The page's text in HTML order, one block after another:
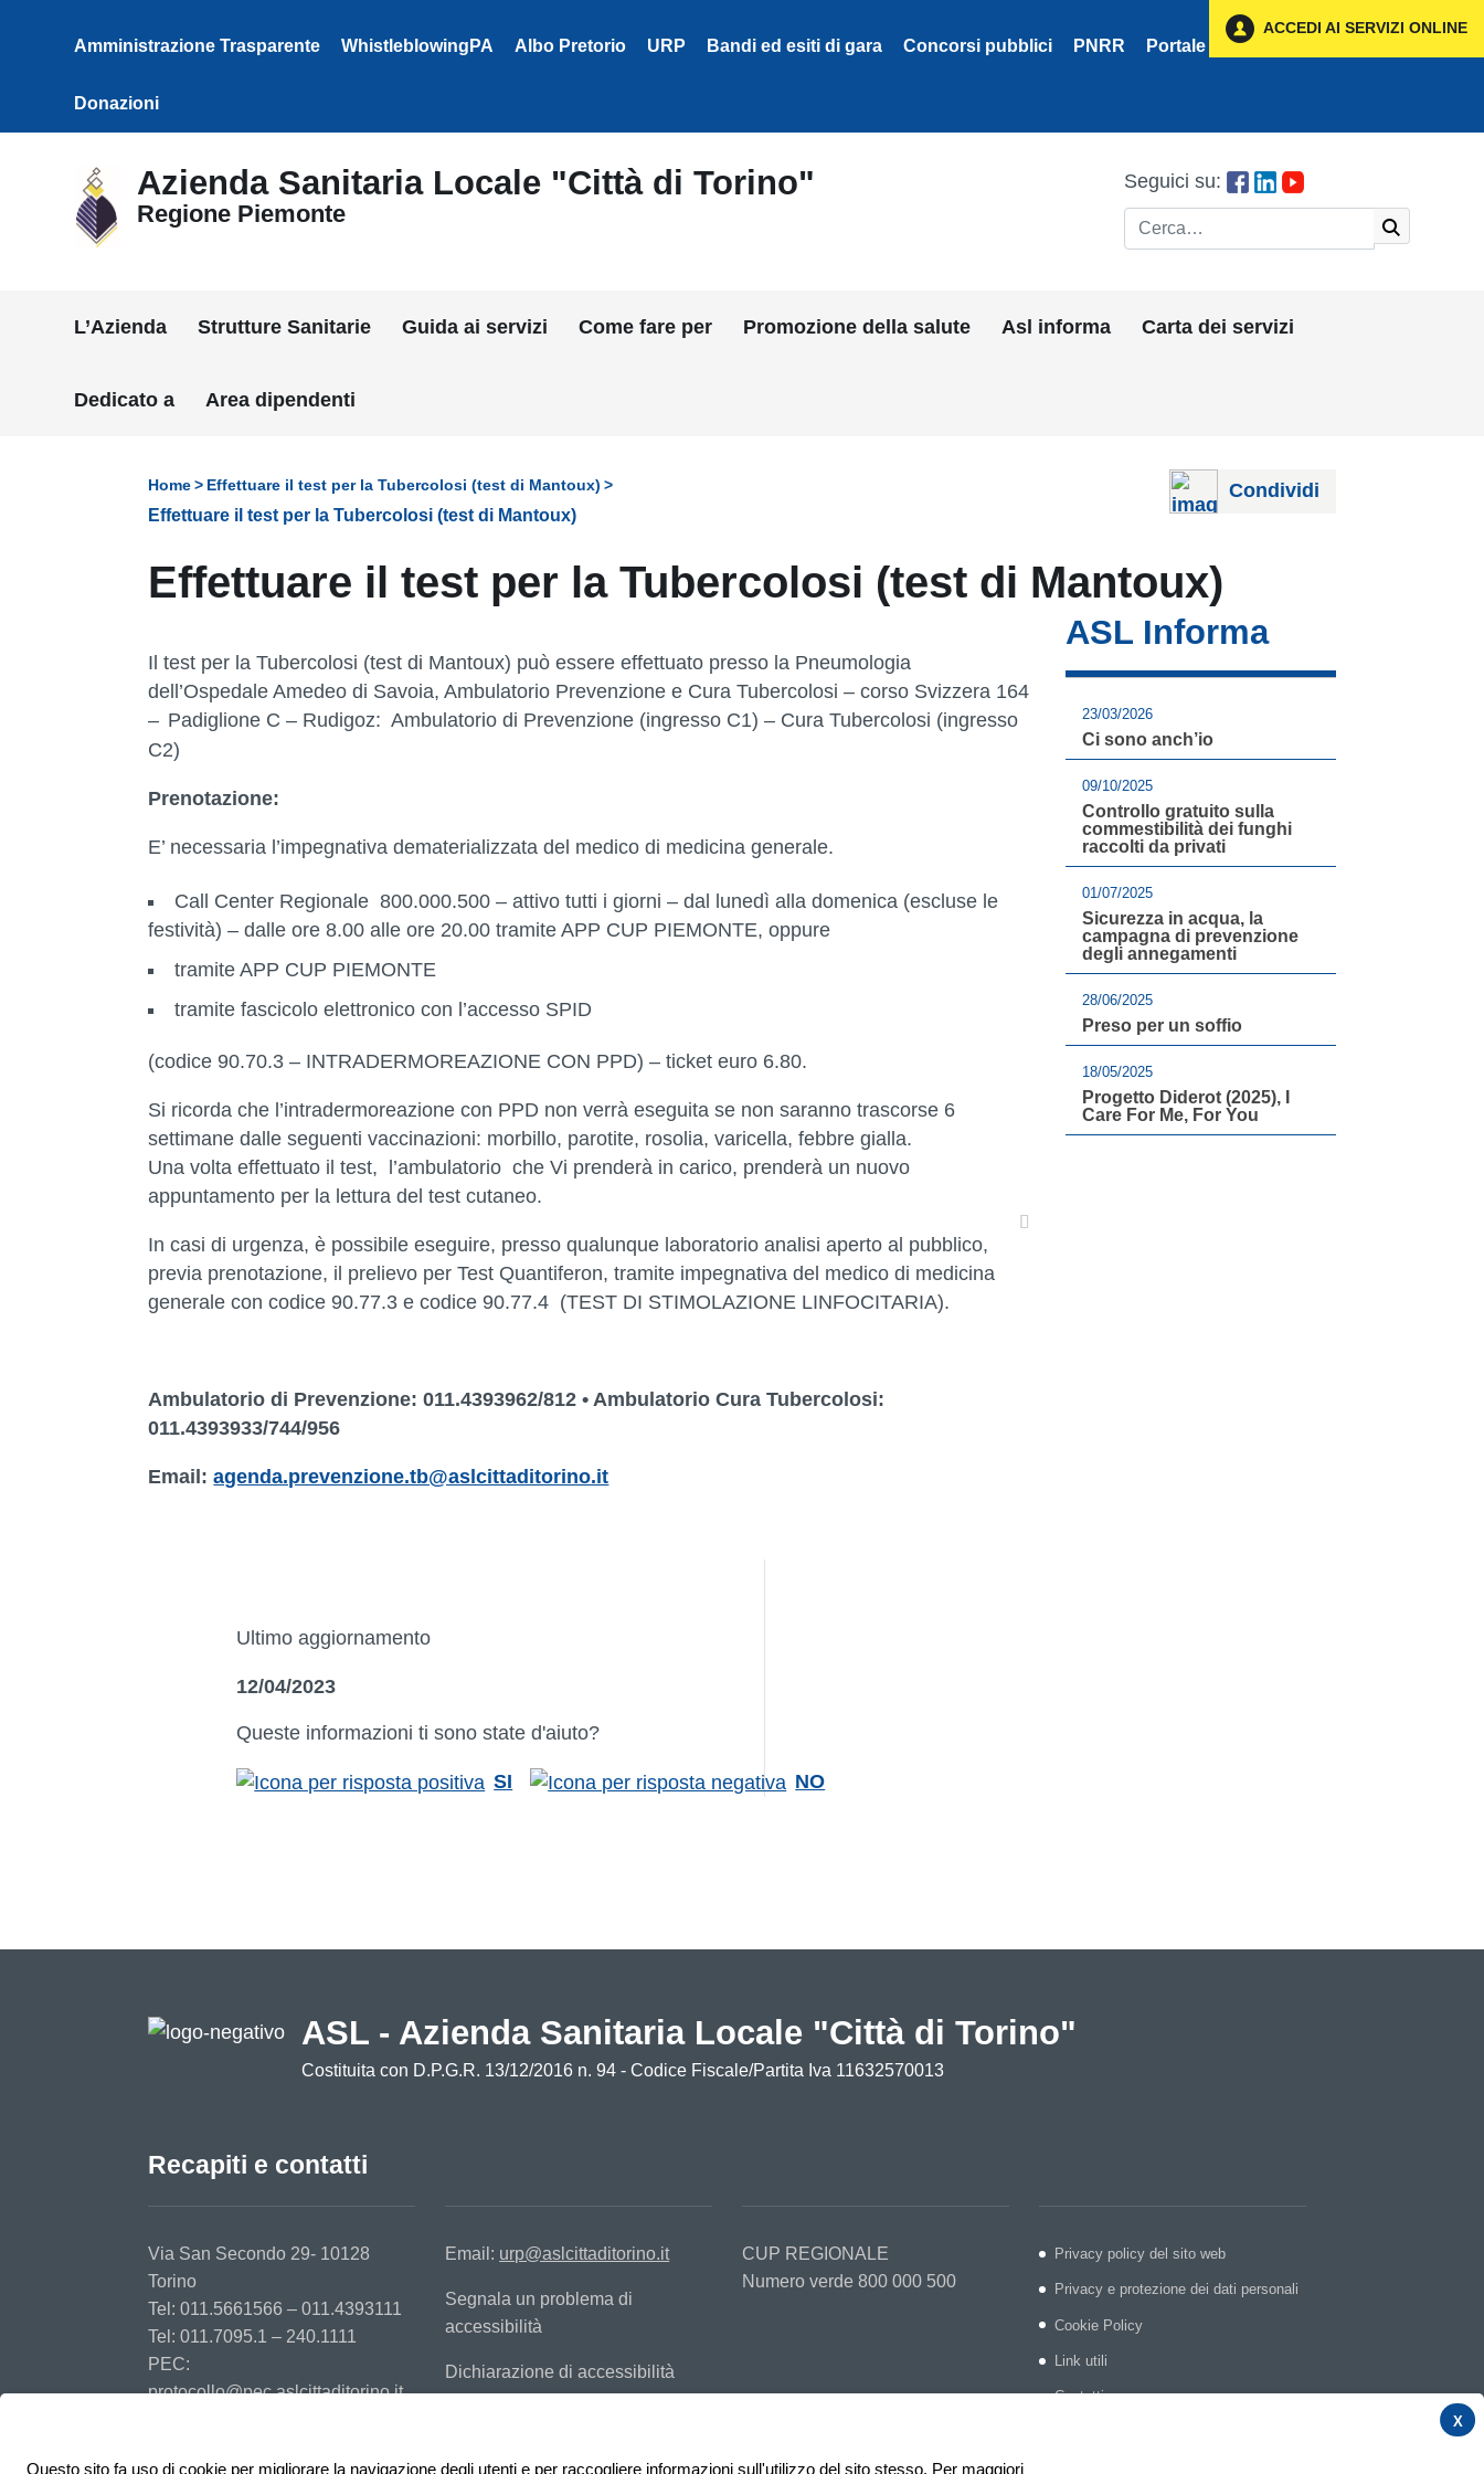
Vai al menu di navigazione
Amministrazione Trasparente WhistleblowingPA Albo Pretorio URP Bandi ed esiti di gara Concorsi pubblici PNRR Portale Fornitori
Donazioni
ACCEDI AI SERVIZI ONLINE
Azienda Sanitaria Locale "Città di Torino"
Regione Piemonte
Seguici su:
Cerca
L’Azienda Strutture Sanitarie Guida ai servizi Come fare per Promozione della salute Asl informa Carta dei servizi
Dedicato a Area dipendenti
Home Effettuare il test per la Tubercolosi (test di Mantoux)
Effettuare il test per la Tubercolosi (test di Mantoux)
Condividi
Effettuare il test per la Tubercolosi (test di Mantoux)
Il test per la Tubercolosi (test di Mantoux) può essere effettuato presso la Pneumologia
dell’Ospedale Amedeo di Savoia, Ambulatorio Prevenzione e Cura Tubercolosi – corso Svizzera 164
– Padiglione C – Rudigoz: Ambulatorio di Prevenzione (ingresso C1) – Cura Tubercolosi (ingresso
C2)
Prenotazione:
E’ necessaria l’impegnativa dematerializzata del medico di medicina generale.
Call Center Regionale 800.000.500 – attivo tutti i giorni – dal lunedì alla domenica (escluse le
festività) – dalle ore 8.00 alle ore 20.00 tramite APP CUP PIEMONTE, oppure
tramite APP CUP PIEMONTE
tramite fascicolo elettronico con l’accesso SPID
(codice 90.70.3 – INTRADERMOREAZIONE CON PPD) – ticket euro 6.80.
Si ricorda che l’intradermoreazione con PPD non verrà eseguita se non saranno trascorse 6
settimane dalle seguenti vaccinazioni: morbillo, parotite, rosolia, varicella, febbre gialla.
Una volta effettuato il test, l’ambulatorio che Vi prenderà in carico, prenderà un nuovo
appuntamento per la lettura del test cutaneo.
In casi di urgenza, è possibile eseguire, presso qualunque laboratorio analisi aperto al pubblico,
previa prenotazione, il prelievo per Test Quantiferon, tramite impegnativa del medico di medicina
generale con codice 90.77.3 e codice 90.77.4 (TEST DI STIMOLAZIONE LINFOCITARIA).
Ambulatorio di Prevenzione: 011.4393962/812 • Ambulatorio Cura Tubercolosi:
011.4393933/744/956
Email:agenda.prevenzione.tb@aslcittaditorino.it
Ultimo aggiornamento
12/04/2023
Queste informazioni ti sono state d'aiuto?
SI NO
ASL Informa
23/03/2026
Ci sono anch’io
09/10/2025
Controllo gratuito sulla
commestibilità dei funghi
raccolti da privati
01/07/2025
Sicurezza in acqua, la
campagna di prevenzione
degli annegamenti
28/06/2025
Preso per un soffio
18/05/2025
Progetto Diderot (2025), I
Care For Me, For You
ASL - Azienda Sanitaria Locale "Città di Torino"
Costituita con D.P.G.R. 13/12/2016 n. 94 - Codice Fiscale/Partita Iva 11632570013
Recapiti e contatti
Via San Secondo 29- 10128
Torino
Tel: 011.5661566 – 011.4393111
Tel: 011.7095.1 – 240.1111
PEC:
protocollo@pec.aslcittaditorino.it
Email: urp@aslcittaditorino.it
Segnala un problema di
accessibilità
Dichiarazione di accessibilità
CUP REGIONALE
Numero verde 800 000 500
Privacy policy del sito web
Privacy e protezione dei dati personali
Cookie Policy
Link utili
Contatti
X
Questo sito fa uso di cookie per migliorare la navigazione degli utenti e per raccogliere informazioni sull'utilizzo del sito stesso. Per maggiori